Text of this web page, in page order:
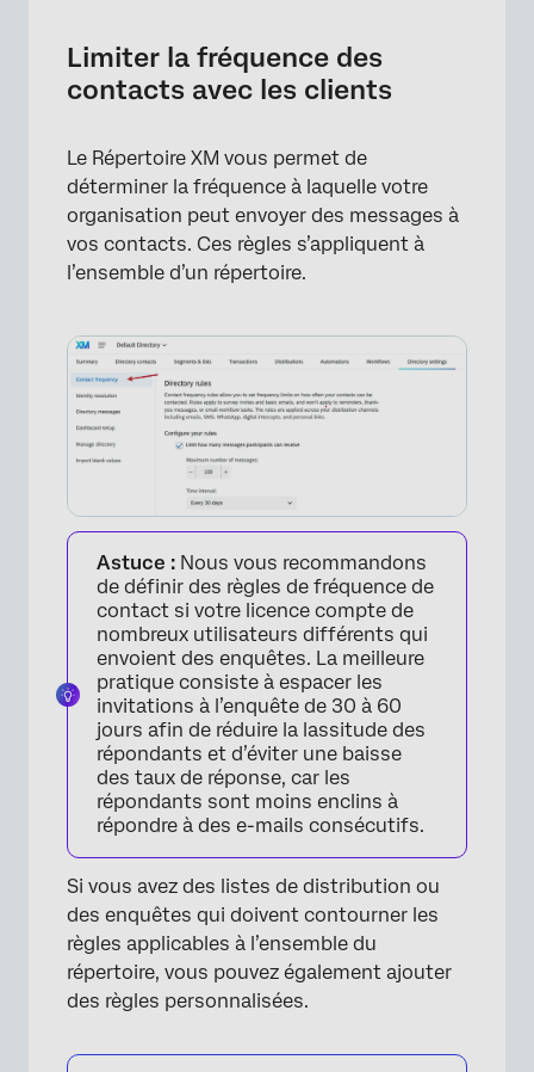
×
Limiter la fréquence des
contacts avec les clients
Le Répertoire XM vous permet de
déterminer la fréquence à laquelle votre
organisation peut envoyer des messages à
vos contacts. Ces règles s’appliquent à
l’ensemble d’un répertoire.
Astuce : Nous vous recommandons
de définir des règles de fréquence de
contact si votre licence compte de
nombreux utilisateurs différents qui
envoient des enquêtes. La meilleure
pratique consiste à espacer les
invitations à l’enquête de 30 à 60
jours afin de réduire la lassitude des
répondants et d’éviter une baisse
des taux de réponse, car les
répondants sont moins enclins à
répondre à des e-mails consécutifs.
Si vous avez des listes de distribution ou
des enquêtes qui doivent contourner les
règles applicables à l’ensemble du
répertoire, vous pouvez également ajouter
des règles personnalisées.